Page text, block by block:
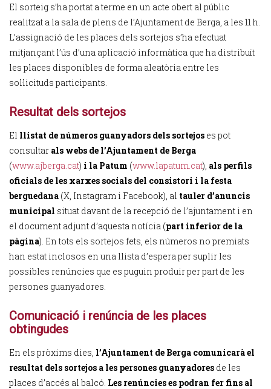
El sorteig s’ha portat a terme en un acte obert al públic
realitzat a la sala de plens de l’Ajuntament de Berga, a les 11 h.
L’assignació de les places dels sortejos s’ha efectuat
mitjançant l’ús d’una aplicació informàtica que ha distribuït
les places disponibles de forma aleatòria entre les
sol·licituds participants.
Resultat dels sortejos
El llistat de números guanyadors dels sortejos es pot
consultar als webs de l’Ajuntament de Berga
(www.ajberga.cat) i la Patum (www.lapatum.cat), als perfils
oficials de les xarxes socials del consistori i la festa
berguedana (X, Instagram i Facebook), al tauler d’anuncis
municipal situat davant de la recepció de l’ajuntament i en
el document adjunt d’aquesta notícia (part inferior de la
pàgina). En tots els sortejos fets, els números no premiats
han estat inclosos en una llista d’espera per suplir les
possibles renúncies que es puguin produir per part de les
persones guanyadores.
Comunicació i renúncia de les places
obtingudes
En els pròxims dies, l’Ajuntament de Berga comunicarà el
resultat dels sortejos a les persones guanyadores de les
places d’accés al balcó. Les renúncies es podran fer fins al